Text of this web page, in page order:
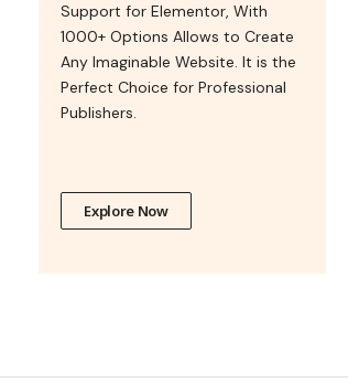
Support for Elementor, With
1000+ Options Allows to Create
Any Imaginable Website. It is the
Perfect Choice for Professional
Publishers.
Explore Now